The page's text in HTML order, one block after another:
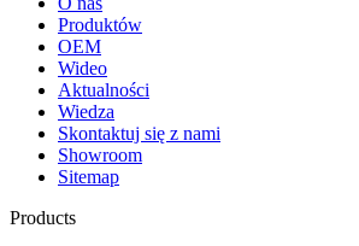
Produktów
OEM
Wideo
Aktualności
Wiedza
Skontaktuj się z nami
Showroom
Sitemap
Products